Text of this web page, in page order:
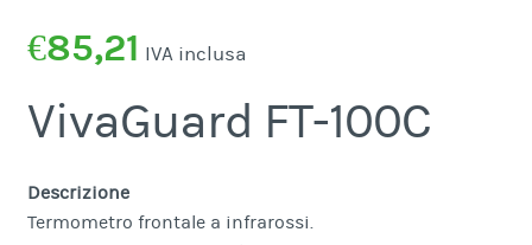
€85,21 IVA inclusa
VivaGuard FT-100C
Descrizione
Termometro frontale a infrarossi.